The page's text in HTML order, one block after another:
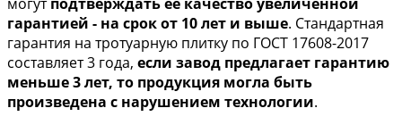
гарантией - на срок от 10 лет и выше. Стандартная
гарантия на тротуарную плитку по ГОСТ 17608-2017
составляет 3 года, если завод предлагает гарантию
меньше 3 лет, то продукция могла быть
произведена с нарушением технологии.